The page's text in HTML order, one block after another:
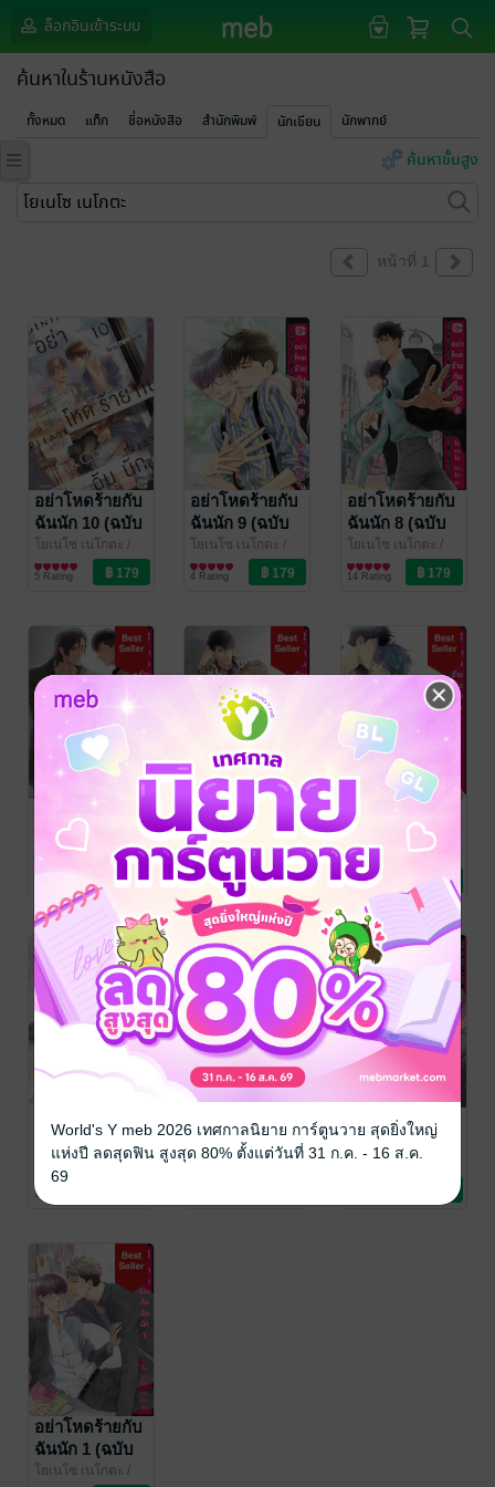
ล็อกอินเข้าระบบ
ค้นหาในร้านหนังสือ
ทั้งหมด แท็ก ชื่อหนังสือ สำนักพิมพ์ นักเขียน นักพากย์
ค้นหาขั้นสูง
หน้าที่ 1
อย่าโหดร้ายกับ
ฉันนัก 10 (ฉบับ
การ์ตูน)
โยเนโซ เนโกตะ /
PHOENIX NEXT
การ์ตูน Boy Love /
Yaoi
5 Rating
อย่าโหดร้ายกับ
ฉันนัก 9 (ฉบับ
การ์ตูน)
โยเนโซ เนโกตะ /
PHOENIX NEXT
การ์ตูน Boy Love /
Yaoi
4 Rating
อย่าโหดร้ายกับ
ฉันนัก 8 (ฉบับ
การ์ตูน)
โยเนโซ เนโกตะ /
PHOENIX NEXT
การ์ตูน Boy Love /
Yaoi
14 Rating
อย่าโหดร้ายกับ
ฉันนัก 7 (ฉบับ
การ์ตูน)
โยเนโซ เนโกตะ/
PHOENIX NEXT
การ์ตูน Boy Love /
อย่าโหดร้ายกับ
ฉันนัก 5 (ฉบับ
การ์ตูน)
โยเนโซ เนโกตะ/
PHOENIX NEXT
การ์ตูน Boy Love /
Yaoi
13 Rating
อย่าโหดร้ายกับ
ฉันนัก 6 (ฉบับ
การ์ตูน)
โยเนโซ เนโกตะ
PHOENIX NEXT
การ์ตูน Boy Love /
14 Rating
ฉันนัก 4 (ฉบับ
การ์ตูน)
โยเนโซ เนโกตะ/
PHOENIX NEXT
การ์ตูน Boy Love /
Yaoi
17 Rating
ฉันนัก 3 (ฉบับ
การ์ตูน)
โยเนโซ เนโกตะ/
Yaoi
อย่าโหดร้ายกับ
ฉันนัก 2 (ฉบับ
การ์ตูน)
โยเนโซ เนโกตะ
Yaoi
อย่าโหดร้ายกับ
ฉันนัก 1 (ฉบับ
การ์ตูน)
โยเนโซ เนโกตะ /
World's Y meb 2026 เทศกาลนิยาย การ์ตูนวาย สุดยิ่งใหญ่
แห่งปี ลดสุดฟิน สูงสุด 80% ตั้งแต่วันที่ 31 ก.ค. - 16 ส.ค.
69